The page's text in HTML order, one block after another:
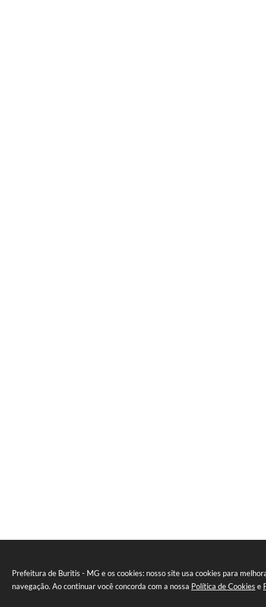
Prefeitura de Buritis - MG e os cookies: nosso site usa cookies para
navegação. Ao continuar você concorda com a nossa Política de Cookies e